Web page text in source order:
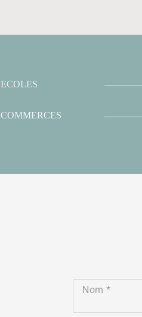
ECOLES
COMMERCES
Nom